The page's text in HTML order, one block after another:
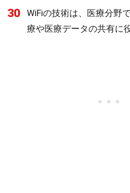
30
WiFiの技術は、医療分野
療や医療データの共有に